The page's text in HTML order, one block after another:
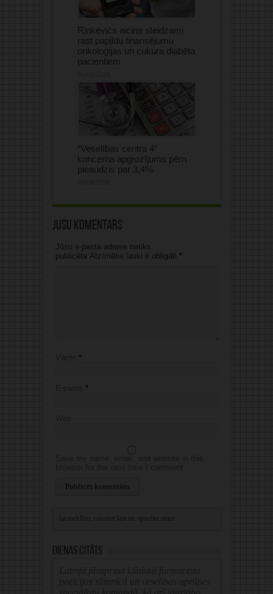
Rinkēvičs aicina steidzami
rast papildu finansējumu
onkoloģijas un cukura diabēta
pacientiem
“Veselības centra 4”
koncerna apgrozījums pērn
pieaudzis par 3,4%
Jūsu komentārs
Jūsu e-pasta adrese netiks
publicēta.Atzīmētie lauki ir obligāti *
*
*
Dienas citāts